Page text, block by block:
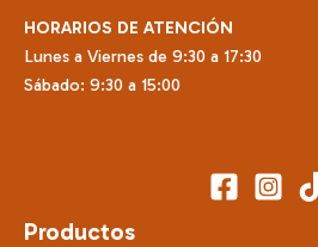
HORARIOS DE ATENCIÓN
Lunes a Viernes de 9:30 a 17:30
Sábado: 9:30 a 15:00
Productos